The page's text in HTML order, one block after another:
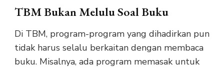
TBM Bukan Melulu Soal Buku
Di TBM, program-program yang dihadirkan pun
tidak harus selalu berkaitan dengan membaca
buku. Misalnya, ada program memasak untuk